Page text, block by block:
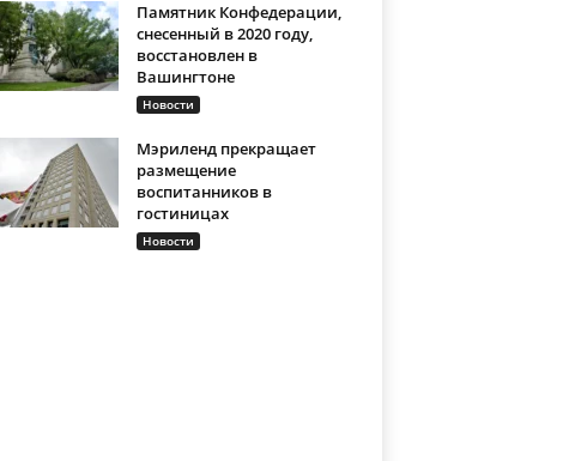
Памятник Конфедерации,
снесенный в 2020 году,
восстановлен в
Вашингтоне
Новости
Мэриленд прекращает
размещение
воспитанников в
гостиницах
Новости